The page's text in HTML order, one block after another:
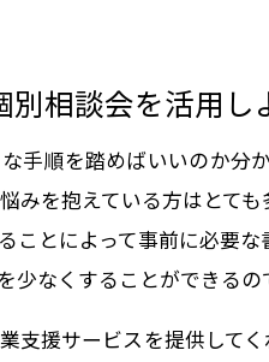
別相談会を活用し
手順を踏めばいいのか分
みを抱えている方はとて
ことによって事前に必要
少なくすることができるの
支援サービスを提供して